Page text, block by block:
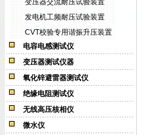
变压器交流耐压试验装置
发电机工频耐压试验装置
CVT校验专用谐振升压装置
电容电感测试仪
变压器测试仪器
氧化锌避雷器测试仪
绝缘电阻测试仪
无线高压核相仪
微水仪